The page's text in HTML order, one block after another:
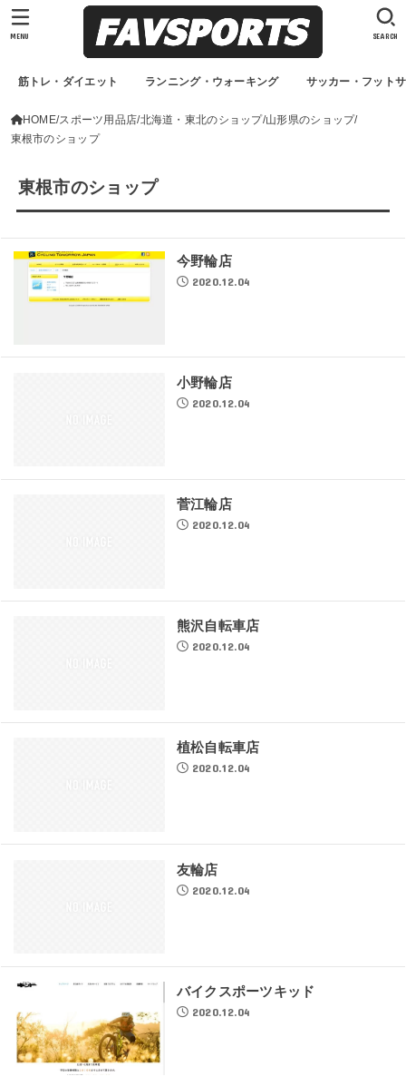
筋トレ・ダイエット ランニング・ウォーキング サッカー・フット
SEARCH
MENU
HOME スポーツ用品店 北海道・東北のショップ 山形県のショップ
東根市のショップ
東根市のショップ
今野輪店
2020.12.04
小野輪店
2020.12.04
菅江輪店
2020.12.04
熊沢自転車店
2020.12.04
植松自転車店
2020.12.04
友輪店
2020.12.04
バイクスポーツキッド
2020.12.04